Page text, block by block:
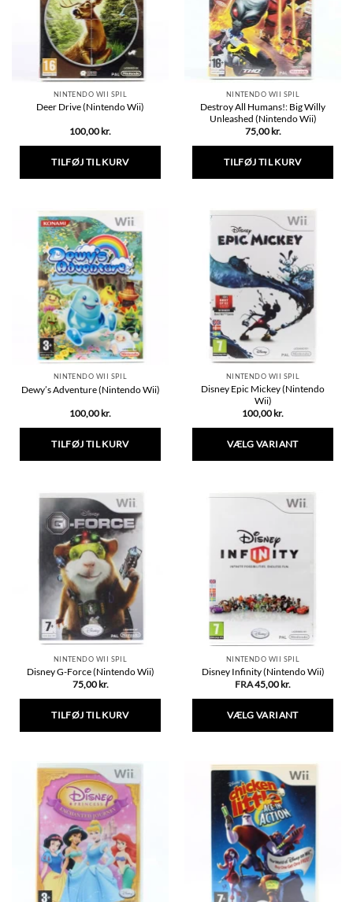
NINTENDO WII SPIL
Deer Drive (Nintendo Wii)
100,00 kr.
TILFØJ TIL KURV
NINTENDO WII SPIL
Destroy All Humans!: Big Willy
Unleashed (Nintendo Wii)
75,00 kr.
TILFØJ TIL KURV
NINTENDO WII SPIL
Dewy’s Adventure (Nintendo Wii)
100,00 kr.
TILFØJ TIL KURV
NINTENDO WII SPIL
Disney Epic Mickey (Nintendo
Wii)
100,00 kr.
VÆLG VARIANT
har
flere
Mulighederne
kan
varesiden
NINTENDO WII SPIL
Disney G-Force (Nintendo Wii)
75,00 kr.
TILFØJ TIL KURV
NINTENDO WII SPIL
Disney Infinity (Nintendo Wii)
FRA45,00 kr.
VÆLG VARIANT
har
flere
varianter.
Mulighederne
kan
vælges
på
varesiden